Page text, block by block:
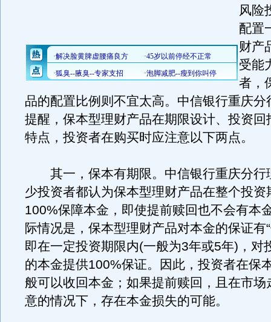
风险
配置
财产
受能
者，
品的配置比例则不宜太高。中信银行重庆分
提醒，保本型理财产品在期限设计、投资回
特点，投资者在购买时应注意以下两点。
其一，保本有期限。中信银行重庆分行
少投资者都认为保本型理财产品在整个投资
100%保障本金，即使提前赎回也不会有本
际情况是，保本型理财产品对本金的保证有
即在一定投资期限内(一般为3年或5年)，对
的本金提供100%保证。因此，投资者在保
般可以收回本金；如果提前赎回，且在市场
意的情况下，存在本金损失的可能。